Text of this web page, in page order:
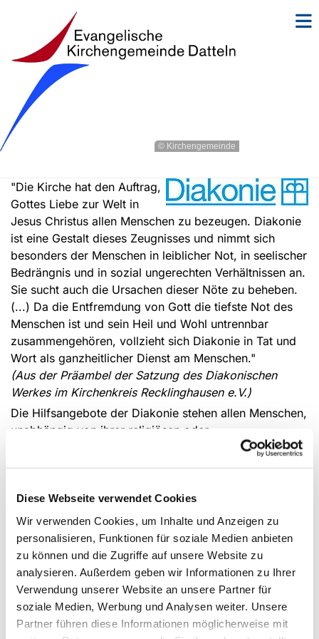
Diese Webseite verwendet Cookies
Wir verwenden Cookies, um Inhalte und Anzeigen zu
personalisieren, Funktionen für soziale Medien anbieten
zu können und die Zugriffe auf unsere Website zu
analysieren. Außerdem geben wir Informationen zu Ihrer
Verwendung unserer Website an unsere Partner für
soziale Medien, Werbung und Analysen weiter. Unsere
Partner führen diese Informationen möglicherweise mit
© Kirchengemeinde
"Die Kirche hat den Auftrag,
Gottes Liebe zur Welt in
Jesus Christus allen Menschen zu bezeugen. Diakonie
ist eine Gestalt dieses Zeugnisses und nimmt sich
besonders der Menschen in leiblicher Not, in seelischer
Bedrängnis und in sozial ungerechten Verhältnissen an.
Sie sucht auch die Ursachen dieser Nöte zu beheben.
(...) Da die Entfremdung von Gott die tiefste Not des
Menschen ist und sein Heil und Wohl untrennbar
zusammengehören, vollzieht sich Diakonie in Tat und
Wort als ganzheitlicher Dienst am Menschen."
(Aus der Präambel der Satzung des Diakonischen
Werkes im Kirchenkreis Recklinghausen e.V.)
Die Hilfsangebote der Diakonie stehen allen Menschen,
unabhängig von ihrer religiösen oder
Einsparungen gezwungen ist, endet leider eine lange
Ära des Zusammenwirkens von Kirchengemeinden,
Kirchenkreis und Diakonischem Werk im Bereich der
Beratungsdienste - auch in Datteln.
Über die laufenden Veränderungen und die neue
Angebotsstruktur informieren Sie sich bitte auf der
Homepage des Diakonischen Werks im Kirchenkreis
Recklinghausen.